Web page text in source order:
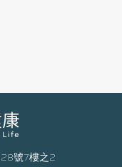
的好工作！」，邀請聯
分享使工作更能有效率
擊退壞情緒，並能樂在
號7樓之2